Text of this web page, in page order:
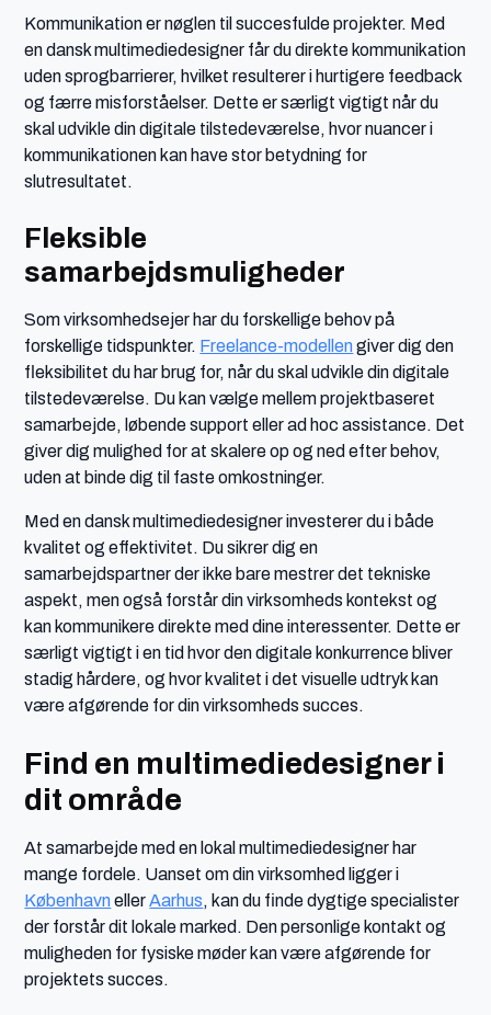
Kommunikation er nøglen til succesfulde projekter. Med
en dansk multimediedesigner får du direkte kommunikation
uden sprogbarrierer, hvilket resulterer i hurtigere feedback
og færre misforståelser. Dette er særligt vigtigt når du
skal udvikle din digitale tilstedeværelse, hvor nuancer i
kommunikationen kan have stor betydning for
slutresultatet.
Fleksible
samarbejdsmuligheder
Som virksomhedsejer har du forskellige behov på
forskellige tidspunkter.Freelance-modellengiver dig den
fleksibilitet du har brug for, når du skal udvikle din digitale
tilstedeværelse. Du kan vælge mellem projektbaseret
samarbejde, løbende support eller ad hoc assistance. Det
giver dig mulighed for at skalere op og ned efter behov,
uden at binde dig til faste omkostninger.
Med en dansk multimediedesigner investerer du i både
kvalitet og effektivitet. Du sikrer dig en
samarbejdspartner der ikke bare mestrer det tekniske
aspekt, men også forstår din virksomheds kontekst og
kan kommunikere direkte med dine interessenter. Dette er
særligt vigtigt i en tid hvor den digitale konkurrence bliver
stadig hårdere, og hvor kvalitet i det visuelle udtryk kan
være afgørende for din virksomheds succes.
Find en multimediedesigner i
dit område
At samarbejde med en lokal multimediedesigner har
mange fordele. Uanset om din virksomhed ligger i
KøbenhavnellerAarhus, kan du finde dygtige specialister
der forstår dit lokale marked. Den personlige kontakt og
muligheden for fysiske møder kan være afgørende for
projektets succes.